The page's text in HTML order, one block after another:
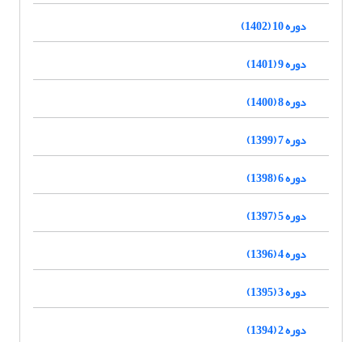
دوره 10 (1402)
دوره 9 (1401)
دوره 8 (1400)
دوره 7 (1399)
دوره 6 (1398)
دوره 5 (1397)
دوره 4 (1396)
دوره 3 (1395)
دوره 2 (1394)